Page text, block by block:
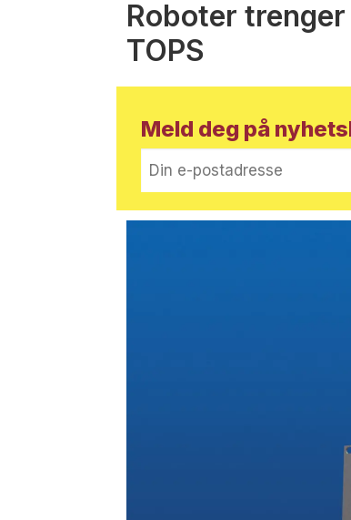
Roboter
TOPS
Meld deg på